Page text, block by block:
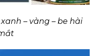
– vàng – be hài